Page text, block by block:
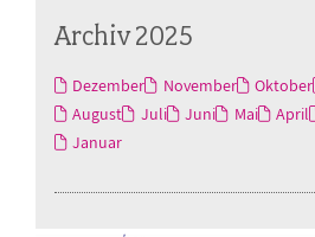
Archiv 2025
Dezember November Oktober
August
Juli Juni Mai April
Januar